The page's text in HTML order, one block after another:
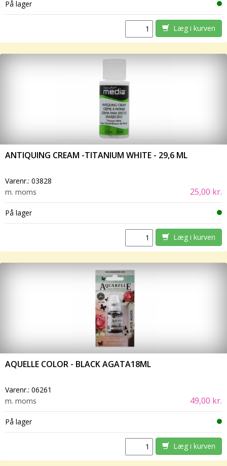
På lager
Læg i kurven
ANTIQUING CREAM -TITANIUM WHITE - 29,6 ML
Varenr.: 03828
m. moms
25,00 kr.
På lager
Læg i kurven
AQUELLE COLOR - BLACK AGATA18ML
Varenr.: 06261
m. moms
49,00 kr.
På lager
Læg i kurven